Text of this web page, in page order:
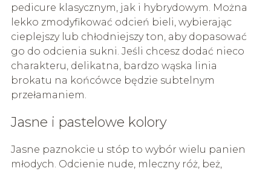
pedicure klasycznym, jak i hybrydowym. Można
lekko zmodyfikować odcień bieli, wybierając
cieplejszy lub chłodniejszy ton, aby dopasować
go do odcienia sukni. Jeśli chcesz dodać nieco
charakteru, delikatna, bardzo wąska linia
brokatu na końcówce będzie subtelnym
przełamaniem.
Jasne i pastelowe kolory
Jasne paznokcie u stóp to wybór wielu panien
młodych. Odcienie nude, mleczny róż, beż,